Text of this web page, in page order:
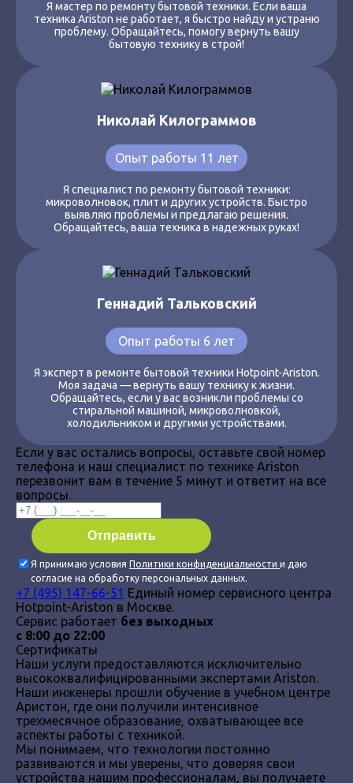
Я мастер по ремонту бытовой техники. Если ваша
техника Ariston не работает, я быстро найду и устраню
проблему. Обращайтесь, помогу вернуть вашу
бытовую технику в строй!
Николай Килограммов
Опыт работы 11 лет
Я специалист по ремонту бытовой техники:
микроволновок, плит и других устройств. Быстро
выявляю проблемы и предлагаю решения.
Обращайтесь, ваша техника в надежных руках!
Геннадий Тальковский
Опыт работы 6 лет
Я эксперт в ремонте бытовой техники Hotpoint-Ariston.
Моя задача — вернуть вашу технику к жизни.
Обращайтесь, если у вас возникли проблемы со
стиральной машиной, микроволновкой,
холодильником и другими устройствами.
Если у вас остались вопросы, оставьте свой номер
телефона и наш специалист по технике Ariston
перезвонит вам в течение 5 минут и ответит на все
вопросы.
Я принимаю условия Политики конфиденциальности и даю
согласие на обработку персональных данных.
+7 (495) 147-66-51 Единый номер сервисного центра
Hotpoint-Ariston в Москве.
Сервис работает без выходных
с 8:00 до 22:00
Сертификаты
Наши услуги предоставляются исключительно
высококвалифицированными экспертами Ariston.
Наши инженеры прошли обучение в учебном центре
Аристон, где они получили интенсивное
трехмесячное образование, охватывающее все
аспекты работы с техникой.
Мы понимаем, что технологии постоянно
развиваются и мы уверены, что доверяя свои
устройства нашим профессионалам, вы получаете